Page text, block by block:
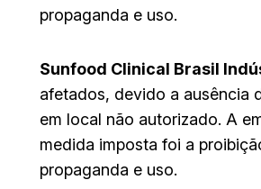
propaganda e uso.
Sunfood Clinical Brasil
afetados, devido a ausência
em local não autorizado. A
medida imposta foi a
propaganda e uso.